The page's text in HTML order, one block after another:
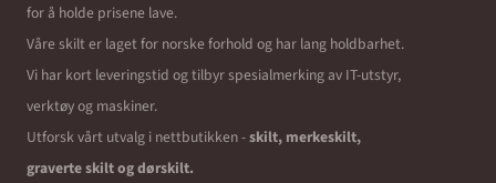
for å holde prisene lave.
Våre skilt er laget for norske forhold og har lang holdbarhet.
Vi har kort leveringstid og tilbyr spesialmerking av IT-utstyr,
verktøy og maskiner.
Utforsk vårt utvalg i nettbutikken -skilt, merkeskilt,
graverte skilt og dørskilt.